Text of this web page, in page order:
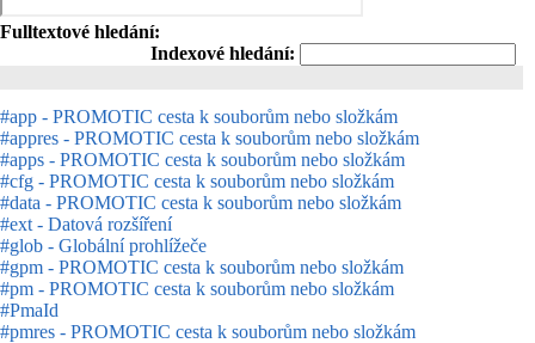
Fulltextové hledání:
Indexové hledání:
#app - PROMOTIC cesta k souborům nebo složkám
#appres - PROMOTIC cesta k souborům nebo složkám
#apps - PROMOTIC cesta k souborům nebo složkám
#cfg - PROMOTIC cesta k souborům nebo složkám
#data - PROMOTIC cesta k souborům nebo složkám
#ext - Datová rozšíření
#glob - Globální prohlížeče
#gpm - PROMOTIC cesta k souborům nebo složkám
#pm - PROMOTIC cesta k souborům nebo složkám
#PmaId
#pmres - PROMOTIC cesta k souborům nebo složkám